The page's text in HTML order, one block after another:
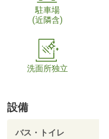
駐車場
(近隣含)
洗面所独立
設備
バス・トイレ